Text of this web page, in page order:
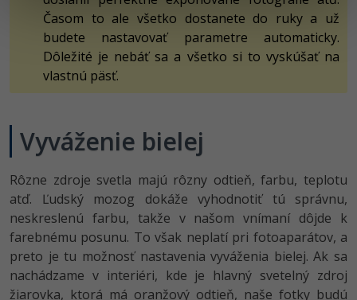
Časom to ale všetko dostanete do ruky a už
budete nastavovať parametre automaticky.
Dôležité je nebáť sa a všetko si to vyskúšať na
vlastnú päsť.
Vyváženie bielej
Rôzne zdroje svetla majú rôzny odtieň, farbu, teplotu
atď. Ľudský mozog dokáže vyhodnotiť tú správnu,
neskreslenú farbu, takže v našom vnímaní dôjde k
farebnému posunu. To však neplatí pri fotoaparátov, a
preto je tu možnosť nastavenia vyváženia bielej. Ak sa
nachádzame v interiéri, kde je hlavný svetelný zdroj
žiarovka, ktorá má oranžový odtieň, naše fotky budú